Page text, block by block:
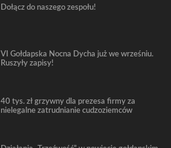
Dołącz do naszego zespołu!
VI Gołdapska Nocna Dycha już we wrześniu.
Ruszyły zapisy!
40 tys. zł grzywny dla prezesa firmy za
nielegalne zatrudnianie cudzoziemców